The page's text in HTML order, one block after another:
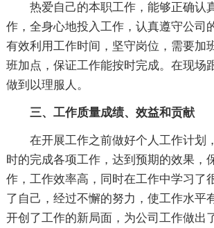
热爱自己的本职工作，能够正确认
作，全身心地投入工作，认真遵守公司
有效利用工作时间，坚守岗位，需要加
班加点，保证工作能按时完成。在现场
做到以理服人。
三、工作质量成绩、效益和贡献
在开展工作之前做好个人工作计划
时的完成各项工作，达到预期的效果，
作，工作效率高，同时在工作中学习了
了自己，经过不懈的努力，使工作水平
开创了工作的新局面，为公司工作做出